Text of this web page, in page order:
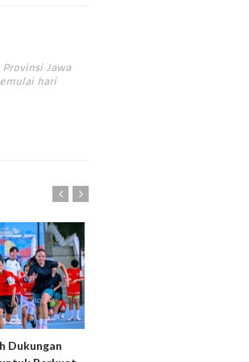
Jawa
hari
Dukungan